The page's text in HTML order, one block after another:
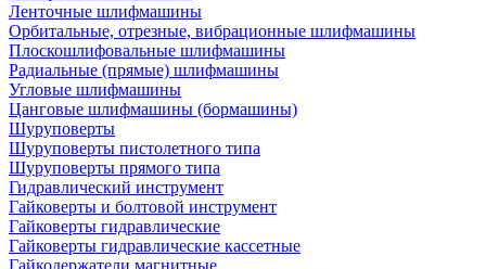
Ленточные шлифмашины
Орбитальные, отрезные, вибрационные шлифмашины
Плоскошлифовальные шлифмашины
Радиальные (прямые) шлифмашины
Угловые шлифмашины
Цанговые шлифмашины (бормашины)
Шуруповерты
Шуруповерты пистолетного типа
Шуруповерты прямого типа
Гидравлический инструмент
Гайковерты и болтовой инструмент
Гайковерты гидравлические
Гайковерты гидравлические кассетные
Гайкодержатели магнитные